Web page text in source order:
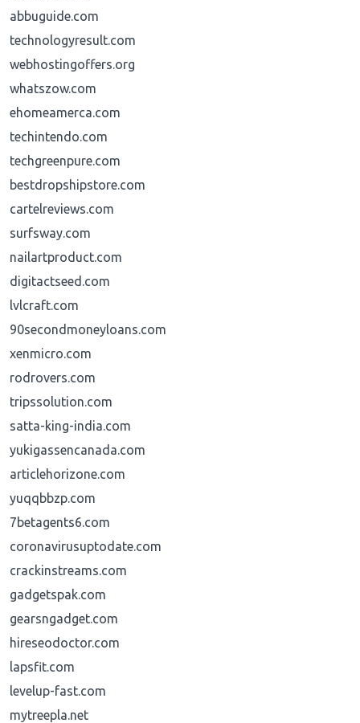
abbuguide.com
technologyresult.com
webhostingoffers.org
whatszow.com
ehomeamerca.com
techintendo.com
techgreenpure.com
bestdropshipstore.com
cartelreviews.com
surfsway.com
nailartproduct.com
digitactseed.com
lvlcraft.com
90secondmoneyloans.com
xenmicro.com
rodrovers.com
tripssolution.com
satta-king-india.com
yukigassencanada.com
articlehorizone.com
yuqqbbzp.com
7betagents6.com
coronavirusuptodate.com
crackinstreams.com
gadgetspak.com
gearsngadget.com
hireseodoctor.com
lapsfit.com
levelup-fast.com
mytreepla.net